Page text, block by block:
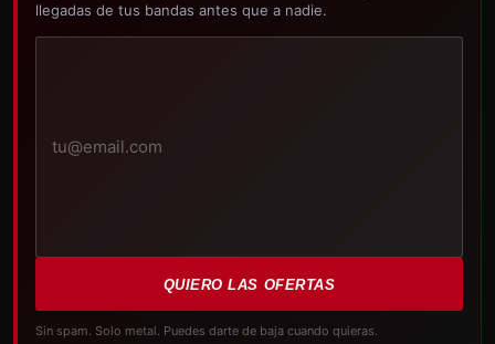
llegadas de tus bandas antes que a nadie.
QUIERO LAS OFERTAS
Sin spam. Solo metal. Puedes darte de baja cuando quieras.